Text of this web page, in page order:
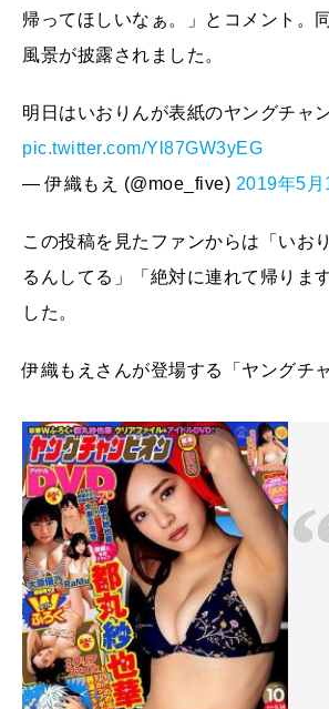
帰ってほしいなぁ。」とコメント。
風景が披露されました。
明日はいおりんが表紙のヤングチ
pic.twitter.com/Yl87GW3yEG
— 伊織もえ (@moe_five) 2019年5月
この投稿を見たファンからは「いお
るんしてる」「絶対に連れて帰りま
した。
伊織もえさんが登場する「ヤングチ